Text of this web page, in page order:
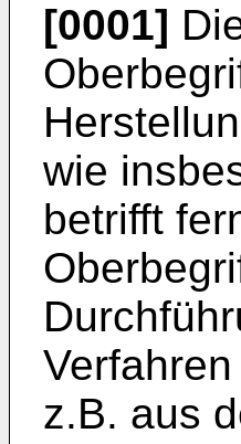
[0001]
wie
betrifft
z.B. aus